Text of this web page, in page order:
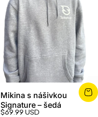
Mikina s nášivkou
Signature – šedá
$69.99 USD